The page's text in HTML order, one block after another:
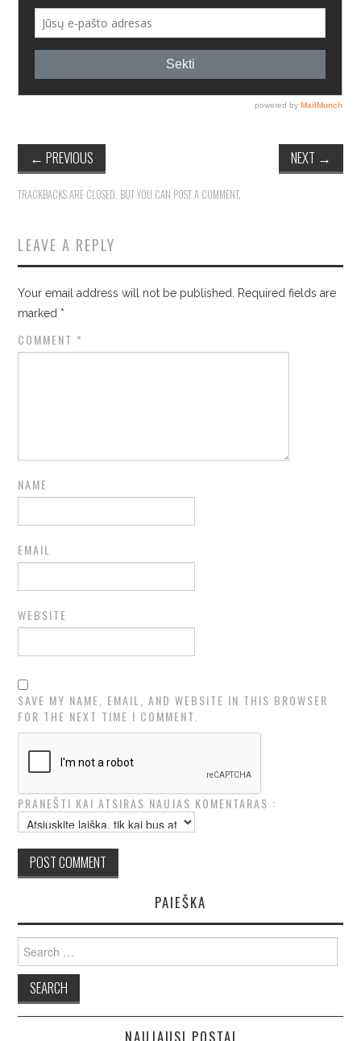
← PREVIOUS NEXT →
TRACKBACKS ARE CLOSED, BUT YOU CAN POST A COMMENT.
LEAVE A REPLY
Your email address will not be published.
Required fields are
marked *
COMMENT *
NAME
EMAIL
WEBSITE
SAVE MY NAME, EMAIL, AND WEBSITE IN THIS BROWSER
FOR THE NEXT TIME I COMMENT.
PRANEŠTI KAI ATSIRAS NAUJAS KOMENTARAS :
PAIEŠKA
for:
NAUJAUSI POSTAI